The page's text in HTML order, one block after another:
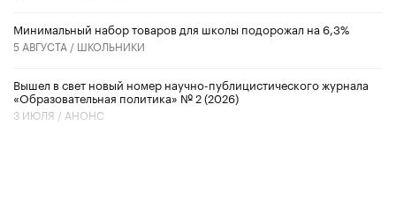
Минимальный набор товаров для школы подорожал на 6,3%
5 АВГУСТА / ШКОЛЬНИКИ
Вышел в свет новый номер научно-публицистического журнала
«Образовательная политика» № 2 (2026)
3 ИЮЛЯ / АНОНС